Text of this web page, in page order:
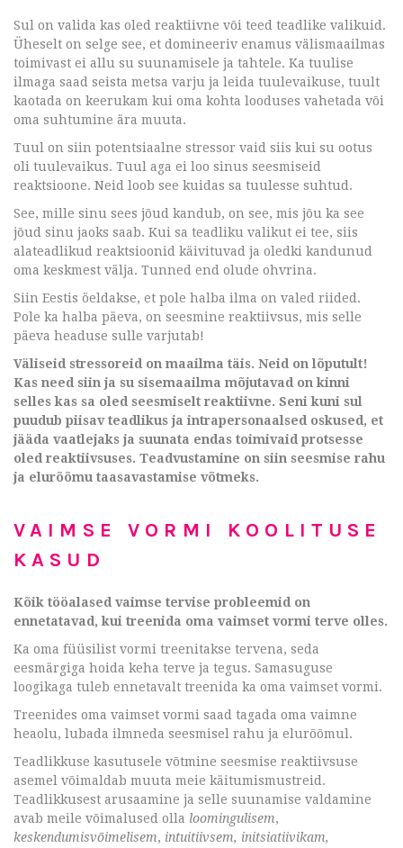
Sul on valida kas oled reaktiivne või teed teadlike valikuid.
Üheselt on selge see, et domineeriv enamus välismaailmas
toimivast ei allu su suunamisele ja tahtele. Ka tuulise
ilmaga saad seista metsa varju ja leida tuulevaikuse, tuult
kaotada on keerukam kui oma kohta looduses vahetada või
oma suhtumine ära muuta.
Tuul on siin potentsiaalne stressor vaid siis kui su ootus
oli tuulevaikus. Tuul aga ei loo sinus seesmiseid
reaktsioone. Neid loob see kuidas sa tuulesse suhtud.
See, mille sinu sees jõud kandub, on see, mis jõu ka see
jõud sinu jaoks saab. Kui sa teadliku valikut ei tee, siis
alateadlikud reaktsioonid käivituvad ja oledki kandunud
oma keskmest välja. Tunned end olude ohvrina.
Siin Eestis öeldakse, et pole halba ilma on valed riided.
Pole ka halba päeva, on seesmine reaktiivsus, mis selle
päeva headuse sulle varjutab!
Väliseid stressoreid on maailma täis. Neid on lõputult!
Kas need siin ja su sisemaailma mõjutavad on kinni
selles kas sa oled seesmiselt reaktiivne. Seni kuni sul
puudub piisav teadlikus ja intrapersonaalsed oskused, et
jääda vaatlejaks ja suunata endas toimivaid protsesse
oled reaktiivsuses. Teadvustamine on siin seesmise rahu
ja elurõõmu taasavastamise võtmeks.
VAIMSE VORMI KOOLITUSE
KASUD
Kõik tööalased vaimse tervise probleemid on
ennetatavad, kui treenida oma vaimset vormi terve olles.
Ka oma füüsilist vormi treenitakse tervena, seda
eesmärgiga hoida keha terve ja tegus. Samasuguse
loogikaga tuleb ennetavalt treenida ka oma vaimset vormi.
Treenides oma vaimset vormi saad tagada oma vaimne
heaolu, lubada ilmneda seesmisel rahu ja elurõõmul.
Teadlikkuse kasutusele võtmine seesmise reaktiivsuse
asemel võimaldab muuta meie käitumismustreid.
Teadlikkusest arusaamine ja selle suunamise valdamine
avab meile võimalused olla loomingulisem,
keskendumisvõimelisem, intuitiivsem, initsiatiivikam,